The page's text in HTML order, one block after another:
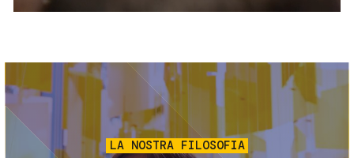
Immagine
LA NOSTRA FILOSOFIA